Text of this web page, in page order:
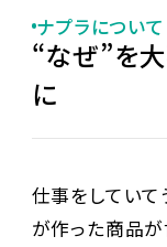
ナプラについて
“なぜ”を
に
仕事をしていて
が作った商品が